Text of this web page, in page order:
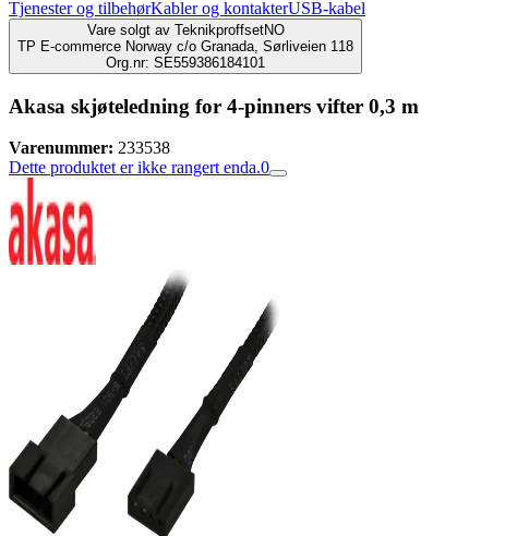
Tjenester og tilbehørKabler og kontakterUSB-kabel
Vare solgt av TeknikproffsetNO
TP E-commerce Norway c/o Granada, Sørliveien 118
Org.nr: SE559386184101
Akasa skjøteledning for 4-pinners vifter 0,3 m
Varenummer: 233538
Dette produktet er ikke rangert enda.0